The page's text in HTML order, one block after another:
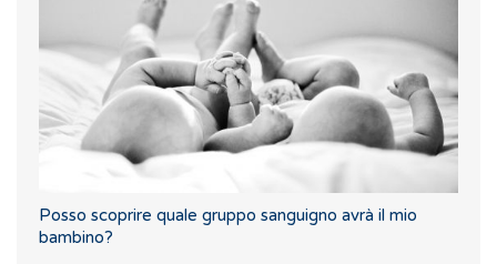
Posso scoprire quale gruppo sanguigno avrà il mio
bambino?